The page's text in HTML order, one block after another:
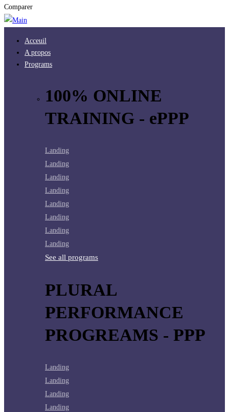
Comparer
Acceuil
A propos
Programs
100% ONLINE
TRAINING - ePPP
Landing
Landing
Landing
Landing
Landing
Landing
Landing
Landing
See all programs
PLURAL
PERFORMANCE
PROGREAMS - PPP
Landing
Landing
Landing
Landing